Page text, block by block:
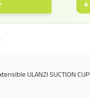
+
ULANZI SUCTION CUP